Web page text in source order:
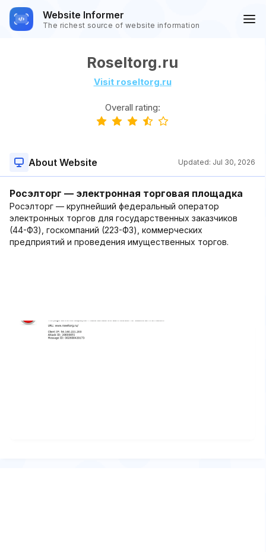
Website Informer
The richest source of website information
Roseltorg.ru
Visit roseltorg.ru
Overall rating:
About Website Updated: Jul 30, 2026
Росэлторг — электронная торговая площадка
Росэлторг — крупнейший федеральный оператор
электронных торгов для государственных заказчиков
(44-ФЗ), госкомпаний (223-ФЗ), коммерческих
предприятий и проведения имущественных торгов.